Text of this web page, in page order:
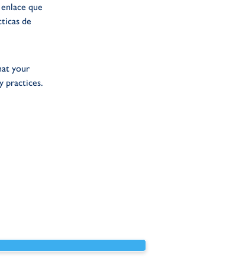
que
de
your
practices.